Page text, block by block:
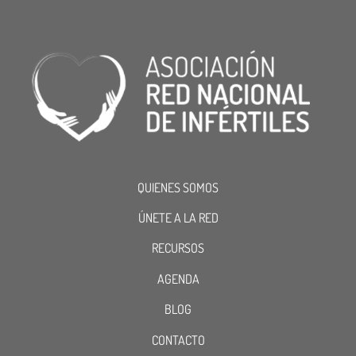
QUIENES SOMOS
ÚNETE A LA RED
RECURSOS
AGENDA
BLOG
CONTACTO